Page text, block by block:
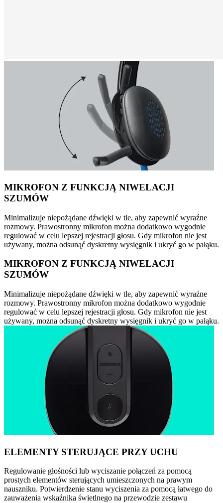
MIKROFON Z FUNKCJĄ NIWELACJI
SZUMÓW
Minimalizuje niepożądane dźwięki w tle, aby zapewnić wyraźne
rozmowy. Prawostronny mikrofon można dodatkowo wygodnie
regulować w celu lepszej rejestracji głosu. Gdy mikrofon nie jest
używany, można odsunąć dyskretny wysięgnik i ukryć go w pałąku.
MIKROFON Z FUNKCJĄ NIWELACJI
SZUMÓW
Minimalizuje niepożądane dźwięki w tle, aby zapewnić wyraźne
rozmowy. Prawostronny mikrofon można dodatkowo wygodnie
regulować w celu lepszej rejestracji głosu. Gdy mikrofon nie jest
używany, można odsunąć dyskretny wysięgnik i ukryć go w pałąku.
ELEMENTY STERUJĄCE PRZY UCHU
Regulowanie głośności lub wyciszanie połączeń za pomocą
prostych elementów sterujących umieszczonych na prawym
nauszniku. Potwierdzenie stanu wyciszenia za pomocą łatwego do
zauważenia wskaźnika świetlnego na przewodzie zestawu